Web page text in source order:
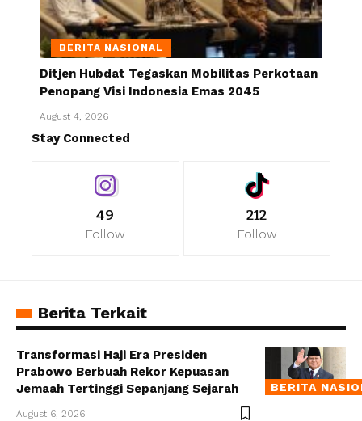
BERITA NASIONAL
Ditjen Hubdat Tegaskan Mobilitas Perkotaan
Penopang Visi Indonesia Emas 2045
August 4, 2026
Stay Connected
49
Follow
212
Follow
Berita Terkait
BERITA
Transformasi Haji Era Presiden
Prabowo Berbuah Rekor Kepuasan
Jemaah Tertinggi Sepanjang Sejarah
August 6, 2026